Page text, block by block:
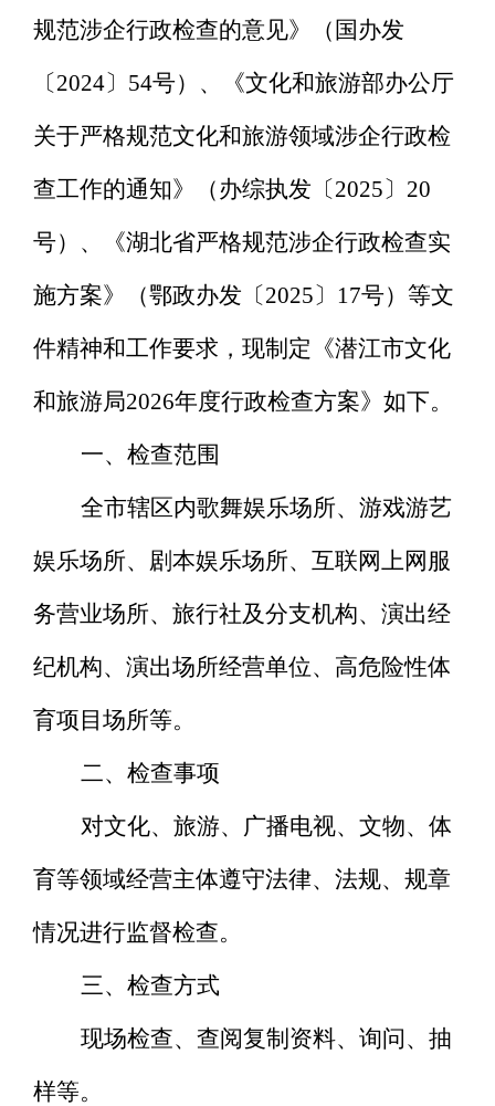
规范涉企行政检查的意见》（国办发
〔2024〕54号）、《文化和旅游部办公厅
关于严格规范文化和旅游领域涉企行政检
查工作的通知》（办综执发〔2025〕 20
号）、《湖北省严格规范涉企行政检查实
施方案》（鄂政办发〔2025〕17号）等文
件精神和工作要求，现制定《潜江市文化
和旅游局2026年度行政检查方案》如下。
一、检查范围
全市辖区内歌舞娱乐场所、游戏游艺
娱乐场所、剧本娱乐场所、互联网上网服
务营业场所、旅行社及分支机构、演出经
纪机构、演出场所经营单位、高危险性体
育项目场所等。
二、检查事项
对文化、旅游、广播电视、文物、体
育等领域经营主体遵守法律、法规、规章
情况进行监督检查。
三、检查方式
现场检查、查阅复制资料、询问、抽
样等。